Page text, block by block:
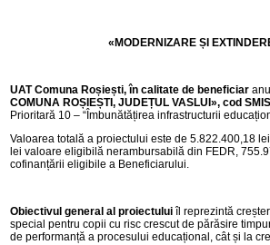
«MODERNIZARE ȘI
UAT Comuna Roșiești, în calitate de beneficiar
COMUNA ROȘIEȘTI, JUDEȚUL VASLUI», cod
Prioritară 10 – “Îmbunătățirea infrastructurii
Valoarea totală a proiectului este de 5.822.400,18
lei valoare eligibilă nerambursabilă din FEDR,
cofinanțării eligibile a Beneficiarului.
Obiectivul general al proiectului îl reprezintă
special pentru copii cu risc crescut de părăsire
de performanță a procesului educațional, cât și la